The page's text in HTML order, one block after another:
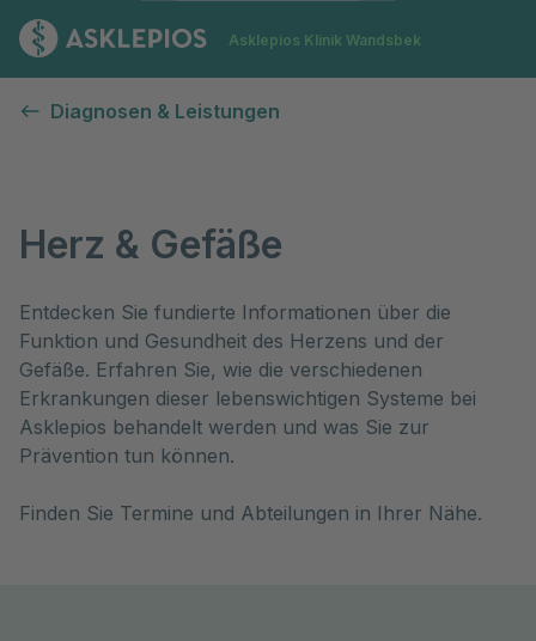
Zur Startseite
Asklepios Klinik Wandsbek
Diagnosen & Leistungen
Herz & Gefäße
Entdecken Sie fundierte Informationen über die
Funktion und Gesundheit des Herzens und der
Gefäße. Erfahren Sie, wie die verschiedenen
Erkrankungen dieser lebenswichtigen Systeme bei
Asklepios behandelt werden und was Sie zur
Prävention tun können.
Finden Sie Termine und Abteilungen in Ihrer Nähe.